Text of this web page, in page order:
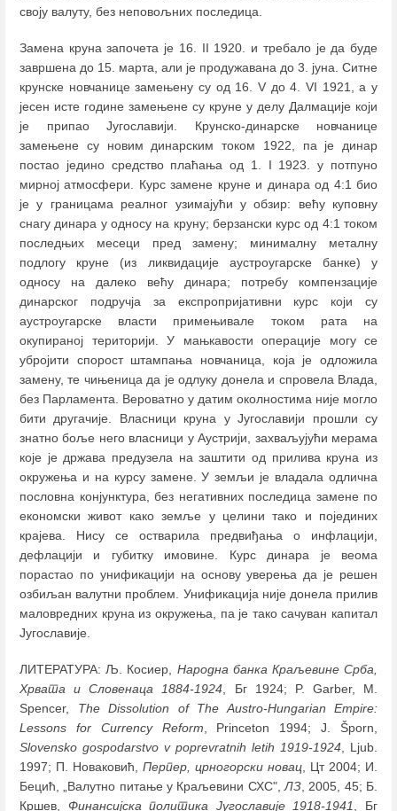
своју валуту, без неповољних последица.
Замена круна започета је 16. II 1920. и требало је да буде
завршена до 15. марта, али је продужавана до 3. јуна. Ситне
крунске новчанице замењену су од 16. V до 4. VI 1921, а у
јесен исте године замењене су круне у делу Далмације који
је припао Југославији. Крунско-динарске новчанице
замењене су новим динарским током 1922, па је динар
постао једино средство плаћања од 1. I 1923. у потпуно
мирној атмосфери. Курс замене круне и динара од 4:1 био
је у границама реалног узимајући у обзир: већу куповну
снагу динара у односу на круну; берзански курс од 4:1 током
последњих месеци пред замену; минималну металну
подлогу круне (из ликвидације аустроугарске банке) у
односу на далеко већу динара; потребу компензације
динарског подручја за експропријативни курс који су
аустроугарске власти примењивале током рата на
окупираној територији. У мањкавости операције могу се
убројити спорост штампања новчаница, која је одложила
замену, те чињеница да је одлуку донела и спровела Влада,
без Парламента. Вероватно у датим околностима није могло
бити другачије. Власници круна у Југославији прошли су
знатно боље него власници у Аустрији, захваљујући мерама
које је држава предузела на заштити од прилива круна из
окружења и на курсу замене. У земљи је владала одлична
пословна конјунктура, без негативних последица замене по
економски живот како земље у целини тако и појединих
крајева. Нису се остварила предвиђања о инфлацији,
дефлацији и губитку имовине. Курс динара је веома
порастао по унификацији на основу уверења да је решен
озбиљан валутни проблем. Унификација није донела прилив
маловредних круна из окружења, па је тако сачуван капитал
Југославије.
ЛИТЕРАТУРА: Љ. Косиер, Народна банка Краљевине Срба,
Хрвата и Словенаца 1884-1924, Бг 1924; P. Garber, M.
Spencer, The Dissolution of The Austro-Hungarian Empire:
Lessons for Currency Reform, Princeton 1994; J. Šporn,
Slovensko gospodarstvo v poprevratnih letih 1919-1924, Ljub.
1997; П. Новаковић, Перпер, црногорски новац, Цт 2004; И.
Бецић, „Валутно питање у Краљевини СХС",ЛЗ, 2005, 45; Б.
Кршев, Финансијска политика Југославије 1918-1941, Бг